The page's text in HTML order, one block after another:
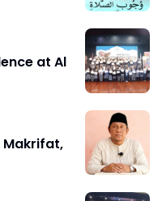
at Al
Makrifat,